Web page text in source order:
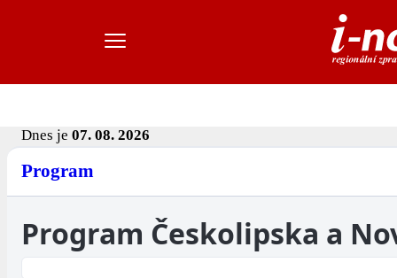
Dnes je 07. 08. 2026
Program
Program Českolipska a